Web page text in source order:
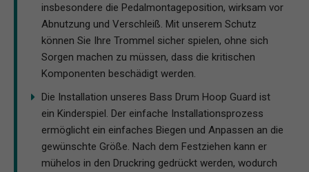
insbesondere die Pedalmontageposition, wirksam vor
Abnutzung und Verschleiß. Mit unserem Schutz
können Sie Ihre Trommel sicher spielen, ohne sich
Sorgen machen zu müssen, dass die kritischen
Komponenten beschädigt werden.
Die Installation unseres Bass Drum Hoop Guard ist
ein Kinderspiel. Der einfache Installationsprozess
ermöglicht ein einfaches Biegen und Anpassen an die
gewünschte Größe. Nach dem Festziehen kann er
mühelos in den Druckring gedrückt werden, wodurch